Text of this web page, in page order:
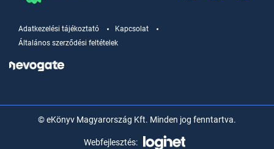
Adatkezelési tájékoztató
Kapcsolat
Általános szerződési feltételek
© eKönyv Magyarország Kft. Minden jog fenntartva.
Webfejlesztés: